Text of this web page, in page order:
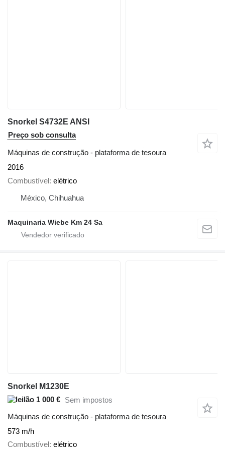
Snorkel S4732E ANSI
Preço sob consulta
Máquinas de construção - plataforma de tesoura
2016
Combustível elétrico
México, Chihuahua
Maquinaria Wiebe Km 24 Sa
Snorkel M1230E
1 000 € Sem impostos
Máquinas de construção - plataforma de tesoura
573 m/h
Combustível elétrico